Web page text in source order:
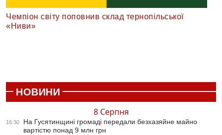
Чемпіон світу поповнив склад тернопільської
«Ниви»
НОВИНИ
8 Серпня
16:30
На Гусятинщині громаді передали безхазяйне майно
вартістю понад 9 млн грн